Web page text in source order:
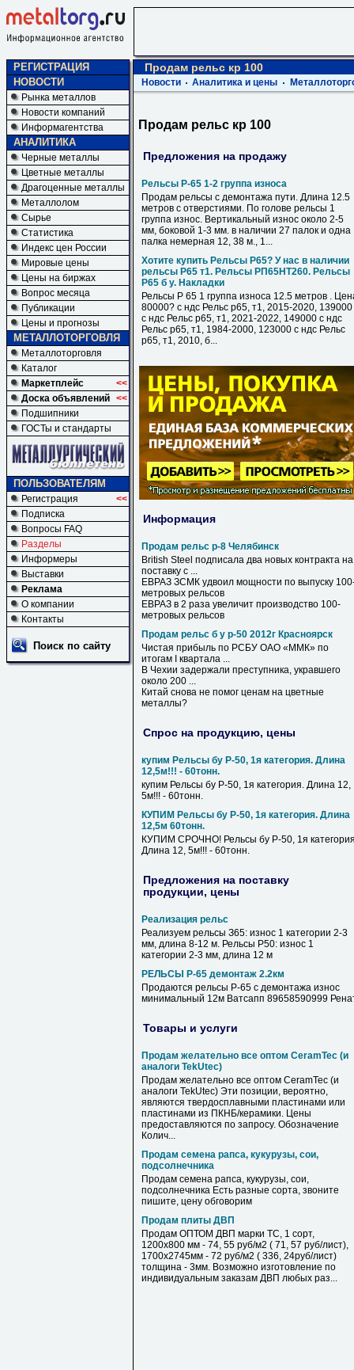
РЕГИСТРАЦИЯ
НОВОСТИ
Рынка металлов
Новости компаний
Информагентства
АНАЛИТИКА
Черные металлы
Цветные металлы
Драгоценные металлы
Металлолом
Сырье
Статистика
Индекс цен России
Мировые цены
Цены на биржах
Вопрос месяца
Публикации
Цены и прогнозы
МЕТАЛЛОТОРГОВЛЯ
Металлоторговля
Каталог
Маркетплейс
<<
Доска объявлений <<
Подшипники
ГОСТы и стандарты
ПОЛЬЗОВАТЕЛЯМ
Регистрация
<<
Подписка
Вопросы FAQ
Разделы
Информеры
Выставки
Реклама
О компании
Контакты
Поиск по сайту
Продам рельс кр 100
Новости Аналитика и цены
Продам рельс кр 100
Предложения на продажу
Рельсы Р-65 1-2 группа износа
Продам рельсы с демонтажа пути. Длина 12.5
метров с отверстиями. По голове рельсы 1
группа износ. Вертикальный износ около 2-5
мм, боковой 1-3 мм. в наличии 27 палок и одна
палка немерная 12, 38 м., 1...
Хотите купить Рельсы Р65? У нас в наличии
рельсы Р65 т1. Рельсы РП65НТ260. Рельсы
Р65 б у. Накладки
Рельсы Р 65 1 группа износа 12.5 метров .
80000? с ндс Рельс р65, т1, 2015-2020, 139000
с ндс Рельс р65, т1, 2021-2022, 149000 с ндс
Рельс р65, т1, 1984-2000, 123000 с ндс Рельс
р65, т1, 2010, б...
Информация
Продам рельс р-8 Челябинск
British Steel подписала два новых контракта на
поставку с ...
ЕВРАЗ ЗСМК удвоил мощности по выпуску
метровых рельсов
ЕВРАЗ в 2 раза увеличит производство 100-
метровых рельсов
Продам рельс б у р-50 2012г Красноярск
Чистая прибыль по РСБУ ОАО «ММК» по
итогам I квартала ...
В Чехии задержали преступника, укравшего
около 200 ...
Китай снова не помог ценам на цветные
металлы?
Спрос на продукцию, цены
купим Рельсы бу Р-50, 1я категория. Длина
12,5м!!! - 60тонн.
купим Рельсы бу Р-50, 1я категория. Длина 12,
5м!!! - 60тонн.
КУПИМ Рельсы бу Р-50, 1я категория. Длина
12,5м 60тонн.
КУПИМ СРОЧНО! Рельсы бу Р-50, 1я
Длина 12, 5м!!! - 60тонн.
Предложения на поставку
продукции, цены
Реализация рельс
Реализуем рельсы З65: износ 1 категории 2-3
мм, длина 8-12 м. Рельсы Р50: износ 1
категории 2-3 мм, длина 12 м
РЕЛЬСЫ Р-65 демонтаж 2.2км
Продаются рельсы Р-65 с демонтажа износ
минимальный 12м Ватсапп 89658590999
Товары и услуги
Продам желательно все оптом CeramTec (и
аналоги TekUtec)
Продам желательно все оптом CeramTec (и
аналоги TekUtec) Эти позиции, вероятно,
являются твердосплавными пластинами или
пластинами из ПКНБ/керамики. Цены
предоставляются по запросу. Обозначение
Колич...
Продам семена рапса, кукурузы, сои,
подсолнечника
Продам семена рапса, кукурузы, сои,
подсолнечника Есть разные сорта, звоните
пишите, цену обговорим
Продам плиты ДВП
Продам ОПТОМ ДВП марки ТС, 1 сорт,
1200х800 мм - 74, 55 руб/м2 ( 71, 57 руб/лист),
1700х2745мм - 72 руб/м2 ( 336, 24руб/лист)
толщина - 3мм. Возможно изготовление по
индивидуальным заказам ДВП любых раз...